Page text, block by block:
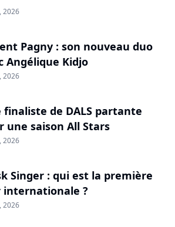
2026
Pagny : son nouveau duo
Angélique Kidjo
2026
finaliste de DALS partante
une saison All Stars
2026
Singer : qui est la première
internationale ?
2026